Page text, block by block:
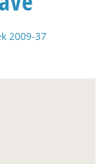
2009-37